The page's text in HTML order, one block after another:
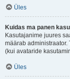
Üles
Kuidas ma panen
Kasutajanime juures
määrab
(kui avataride
Üles